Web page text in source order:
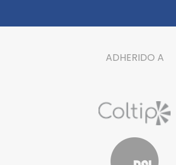
ADHERIDO A